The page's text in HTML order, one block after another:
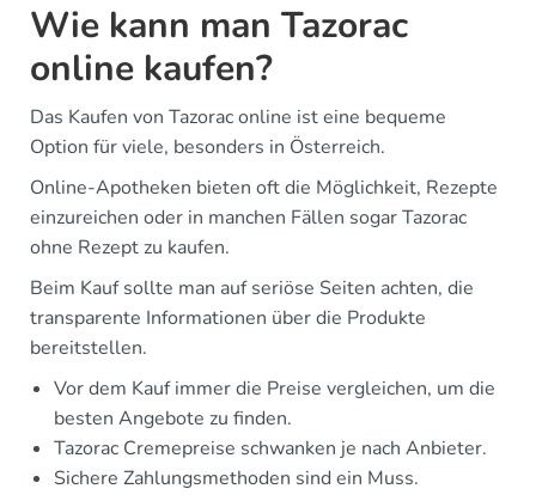
Wie kann man Tazorac
online kaufen?
Das Kaufen von Tazorac online ist eine bequeme
Option für viele, besonders in Österreich.
Online-Apotheken bieten oft die Möglichkeit, Rezepte
einzureichen oder in manchen Fällen sogar Tazorac
ohne Rezept zu kaufen.
Beim Kauf sollte man auf seriöse Seiten achten, die
transparente Informationen über die Produkte
bereitstellen.
Vor dem Kauf immer die Preise vergleichen, um die
besten Angebote zu finden.
Tazorac Cremepreise schwanken je nach Anbieter.
Sichere Zahlungsmethoden sind ein Muss.